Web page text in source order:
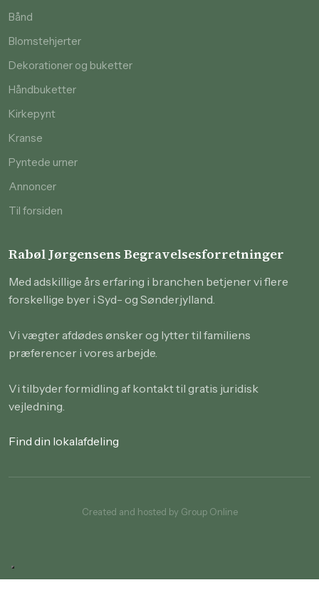
Bånd
Blomstehjerter
Dekorationer og buketter
Håndbuketter
Kirkepynt
Kranse
Pyntede urner
Annoncer
Til forsiden
Rabøl Jørgensens Begravelsesforretninger
Med adskillige års erfaring i branchen betjener vi flere
forskellige byer i Syd- og Sønderjylland.
Vi vægter afdødes ønsker og lytter til familiens
præferencer i vores arbejde.
Vi tilbyder formidling af kontakt til gratis juridisk
vejledning.
Find din lokalafdeling
Created and hosted by Group Online